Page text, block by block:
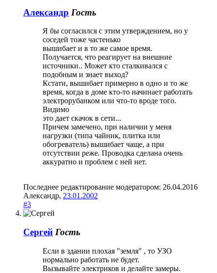
Александр Гость
Я бы согласился с этим утверждением, но у
соседей тоже частенько
вышибает и в то же самое время.
Получается, что реагирует на внешние
источники.. Может кто сталкивался с
подобным и знает выход?
Кстати, вышибает примерно в одно и то же
время, когда в доме кто-то начинает работать
электрорубанком или что-то вроде того.
Видимо
это дает скачок в сети...
Причем замечено, при наличии у меня
нагрузки (типа чайник, плитка или
обогреватель) вышибает чаще, а при
отсутствии реже. Проводка сделана очень
аккуратно и проблем с ней нет.
Последнее редактирование модератором: 26.04.2016
Александр, 23.01.2002
#3
Сергей Гость
Если в здании плохая "земля" , то УЗО
нормально работать не будет.
Вызывайте электриков и делайте замеры.